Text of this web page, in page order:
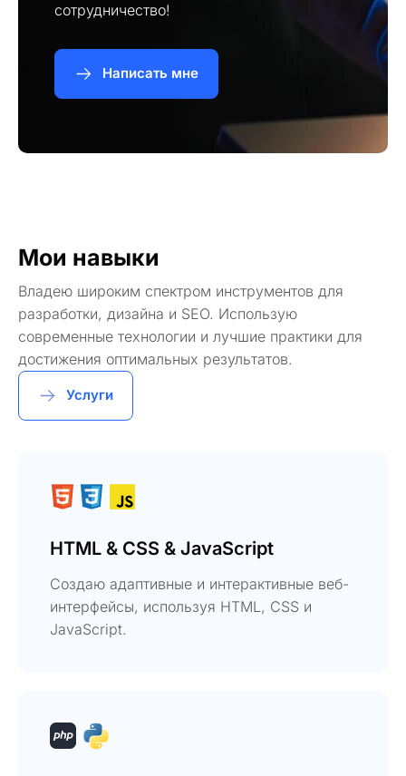
сотрудничество!
Написать мне
Мои навыки
Владею широким спектром инструментов для
разработки, дизайна и SEO. Использую
современные технологии и лучшие практики для
достижения оптимальных результатов.
Услуги
HTML & CSS & JavaScript
Создаю адаптивные и интерактивные веб-
интерфейсы, используя HTML, CSS и
JavaScript.